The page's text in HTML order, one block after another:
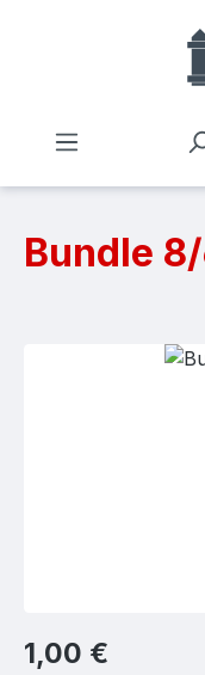
Zum Hauptinhalt
Bundle
Bildergalerie
Regulärer Preis:
1,00 €